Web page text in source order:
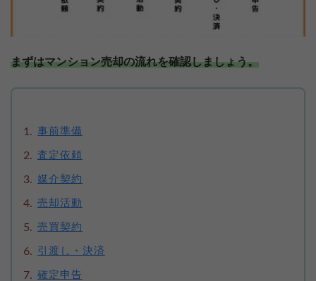
まずはマンション売却の流れを確認しましょう。
事前準備
査定依頼
媒介契約
売却活動
売買契約
引渡し・決済
確定申告